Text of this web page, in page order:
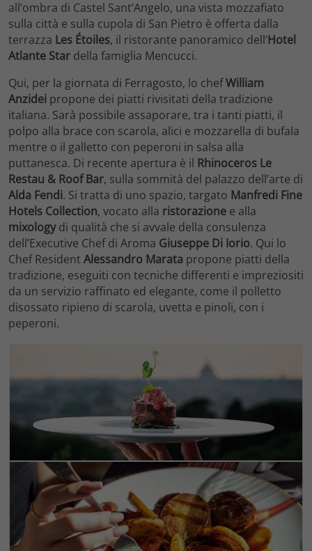
all’ombra di Castel Sant’Angelo, una vista mozzafiato
sulla città e sulla cupola di San Pietro è offerta dalla
terrazza Les Étoiles, il ristorante panoramico dell’Hotel
Atlante Star della famiglia Mencucci.
Qui, per la giornata di Ferragosto, lo chefWilliam
Anzidei propone dei piatti rivisitati della tradizione
italiana. Sarà possibile assaporare, tra i tanti piatti, il
polpo alla brace con scarola, alici e mozzarella di bufala
mentre o il galletto con peperoni in salsa alla
puttanesca. Di recente apertura è il Rhinoceros Le
Restau & Roof Bar, sulla sommità del palazzo dell’arte di
Alda Fendi. Si tratta di uno spazio, targato Manfredi Fine
Hotels Collection, vocato alla ristorazione e alla
mixologydi qualità che si avvale della consulenza
dell’Executive Chef di Aroma Giuseppe Di Iorio. Qui lo
Chef Resident Alessandro Marata propone piatti della
tradizione, eseguiti con tecniche differenti e impreziositi
da un servizio raffinato ed elegante, come il polletto
disossato ripieno di scarola, uvetta e pinoli, con i
peperoni.